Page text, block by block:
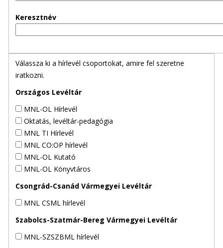
Keresztnév
Válassza ki a hírlevél csoportokat, amire fel szeretne
iratkozni.
Országos Levéltár
MNL-OL Hírlevél
Oktatás, levéltár-pedagógia
MNL TI Hírlevél
MNL CO:OP hírlevél
MNL-OL Kutató
MNL-OL Könyvtáros
Csongrád-Csanád Vármegyei Levéltár
MNL CSML hírlevél
Szabolcs-Szatmár-Bereg Vármegyei Levéltár
MNL-SZSZBML hírlevél